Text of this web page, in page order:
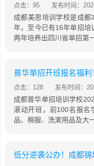
点击：95 发布时间：
成都美思培训学校是成
年，至今已有16年单招培
两年培养出四川省单招第
点击：128 发布时间：
成都普华单招培训学校
滚动开班，前100名报名
品、棉服、洗漱用品及大